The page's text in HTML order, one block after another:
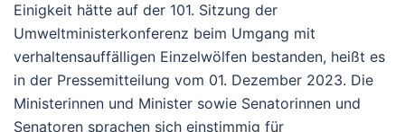
Einigkeit hätte auf der 101. Sitzung der
Umweltministerkonferenz beim Umgang mit
verhaltensauffälligen Einzelwölfen bestanden, heißt es
in der Pressemitteilung vom 01. Dezember 2023. Die
Ministerinnen und Minister sowie Senatorinnen und
Senatoren sprachen sich einstimmig für